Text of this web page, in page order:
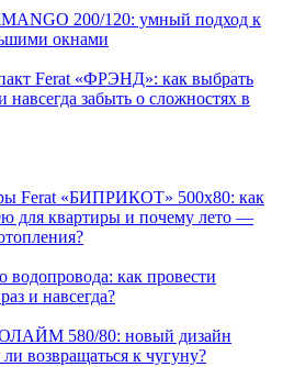
200/120: умный подход к
окнами
Ferat «ФРЭНД»: как выбрать
забыть о сложностях в
Ferat «БИПРИКОТ» 500x80: как
для квартиры и почему лето —
как провести
и навсегда?
580/80: новый дизайн
возвращаться к чугуну?